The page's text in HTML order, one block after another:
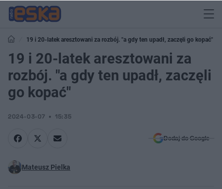
19 i 20-latek aresztowani za rozbój. "a gdy ten upadł, zaczęli go kopać"
19 i 20-latek aresztowani za
rozbój. "a gdy ten upadł, zaczęli
go kopać"
2024-03-07 15:35
Dodaj do Google
Mateusz Pielka